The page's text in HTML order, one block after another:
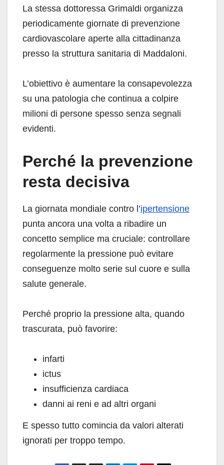
La stessa dottoressa Grimaldi organizza
periodicamente giornate di prevenzione
cardiovascolare aperte alla cittadinanza
presso la struttura sanitaria di Maddaloni.
L’obiettivo è aumentare la consapevolezza
su una patologia che continua a colpire
milioni di persone spesso senza segnali
evidenti.
Perché la prevenzione
resta decisiva
La giornata mondiale contro l’ipertensione
punta ancora una volta a ribadire un
concetto semplice ma cruciale: controllare
regolarmente la pressione può evitare
conseguenze molto serie sul cuore e sulla
salute generale.
Perché proprio la pressione alta, quando
trascurata, può favorire:
infarti
ictus
insufficienza cardiaca
danni ai reni e ad altri organi
E spesso tutto comincia da valori alterati
ignorati per troppo tempo.